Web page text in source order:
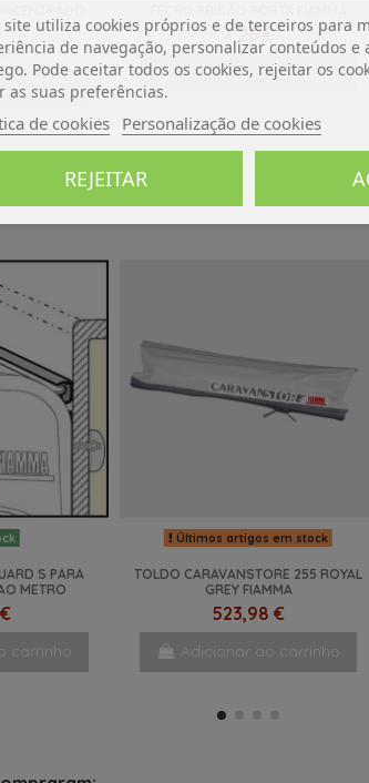
€
carrinho
7,26 €
Adicionar ao carrinho
S PARA
METRO
carrinho
Últimos artigos em stock
TOLDO CARAVANSTORE 255 ROYAL
GREY FIAMMA
523,98 €
Adicionar ao carrinho
site utiliza cookies próprios e de terceiros para
de navegação, personalizar conteúdos e
Pode aceitar todos os cookies, rejeitar os
as suas preferências.
de cookies Personalização de cookies
REJEITAR